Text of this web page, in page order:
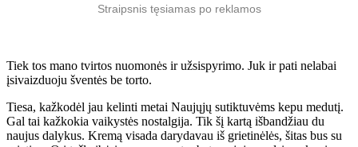
Straipsnis tęsiamas po reklamos
Tiek tos mano tvirtos nuomonės ir užsispyrimo. Juk ir pati nelabai
įsivaizduoju šventės be torto.
Tiesa, kažkodėl jau kelinti metai Naujųjų sutiktuvėms kepu medutį.
Gal tai kažkokia vaikystės nostalgija. Tik šį kartą išbandžiau du
naujus dalykus. Kremą visada darydavau iš grietinėlės, šitas bus su